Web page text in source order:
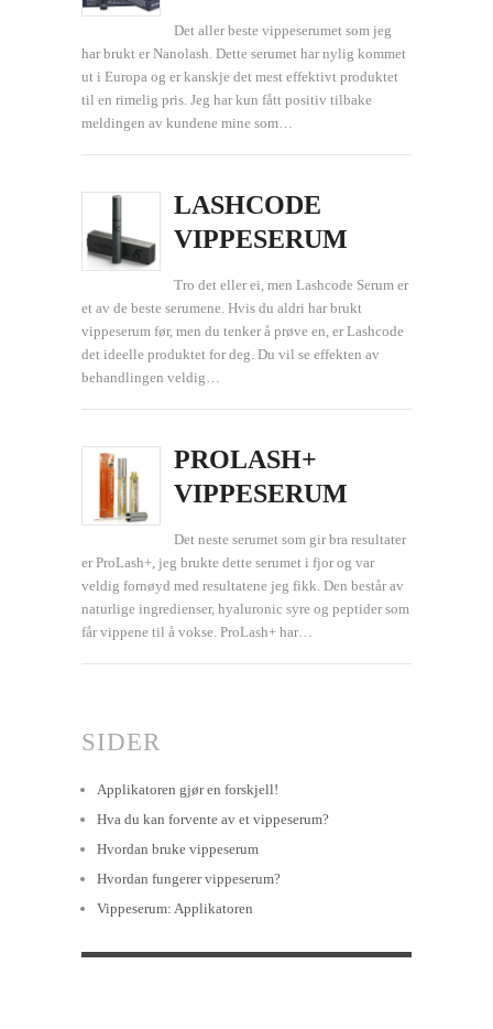
Det aller beste vippeserumet som jeg
har brukt er Nanolash. Dette serumet har nylig kommet
ut i Europa og er kanskje det mest effektivt produktet
til en rimelig pris. Jeg har kun fått positiv tilbake
meldingen av kundene mine som…
LASHCODE
VIPPESERUM
Tro det eller ei, men Lashcode Serum er
et av de beste serumene. Hvis du aldri har brukt
vippeserum før, men du tenker å prøve en, er Lashcode
det ideelle produktet for deg. Du vil se effekten av
behandlingen veldig…
PROLASH+
VIPPESERUM
Det neste serumet som gir bra resultater
er ProLash+, jeg brukte dette serumet i fjor og var
veldig fornøyd med resultatene jeg fikk. Den består av
naturlige ingredienser, hyaluronic syre og peptider som
får vippene til å vokse. ProLash+ har…
SIDER
Applikatoren gjør en forskjell!
Hva du kan forvente av et vippeserum?
Hvordan bruke vippeserum
Hvordan fungerer vippeserum?
Vippeserum: Applikatoren